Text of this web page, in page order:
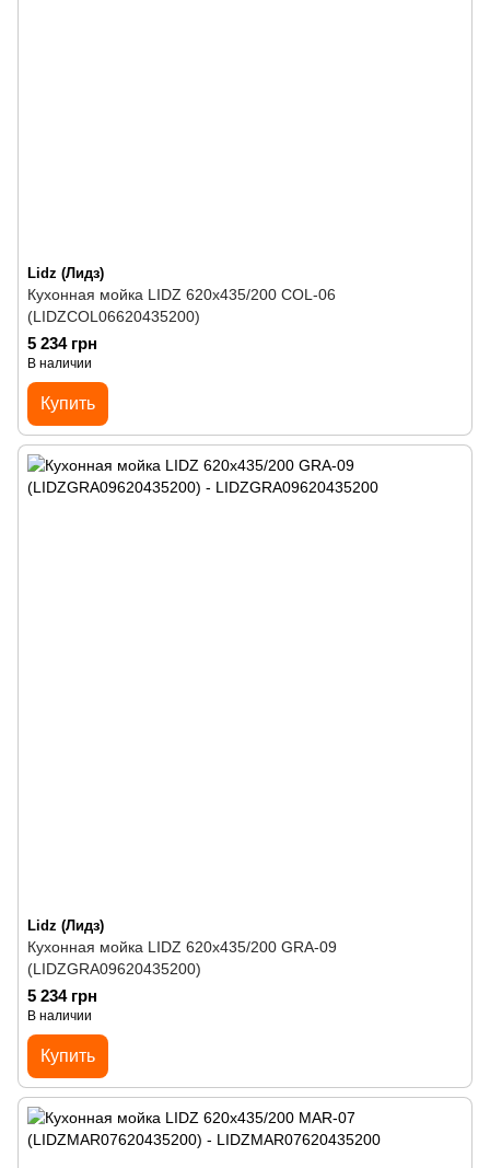
Lidz (Лидз)
Кухонная мойка LIDZ 620x435/200 COL-06
(LIDZCOL06620435200)
5 234 грн
В наличии
Купить
Lidz (Лидз)
Кухонная мойка LIDZ 620x435/200 GRA-09
(LIDZGRA09620435200)
5 234 грн
В наличии
Купить